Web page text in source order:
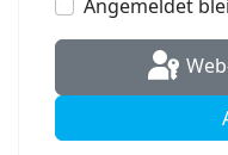
Angemeldet